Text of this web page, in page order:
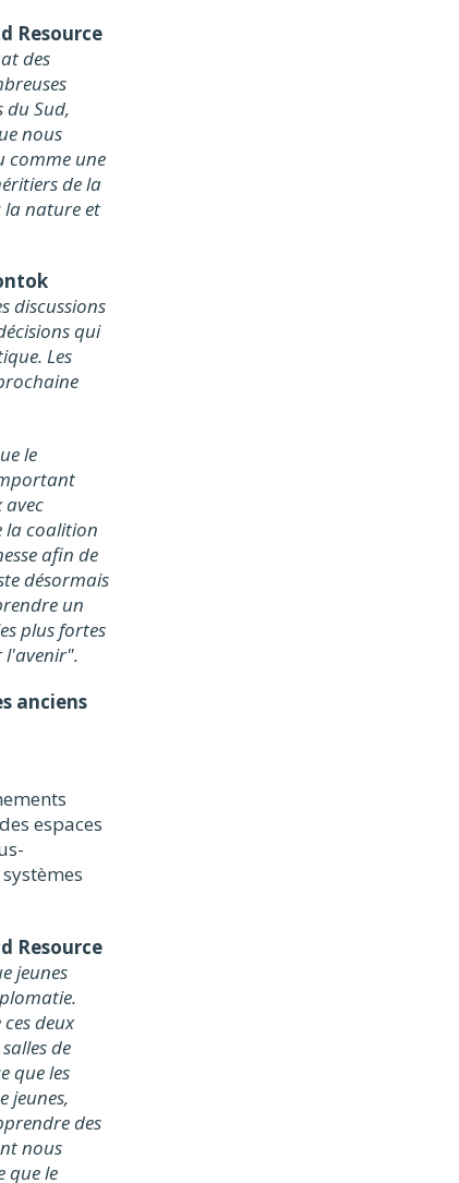
Resource
des
du Sud,
nous
comme une
de la
la nature et
discussions
qui
Les
le
avec
la coalition
afin de
désormais
un
plus fortes
l'avenir".
anciens
espaces
Resource
jeunes
deux
de
que les
jeunes,
des
nous
que le